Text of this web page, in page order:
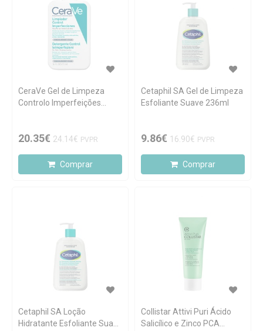
CeraVe Gel de Limpeza
Controlo Imperfeições
20.35€ 24.14€ PVPR
Comprar
Cetaphil SA Gel de Limpeza
Esfoliante Suave 236ml
9.86€ 16.90€ PVPR
Comprar
Cetaphil SA Loção
Hidratante Esfoliante Suave
Collistar Attivi Puri Ácido
Salicílico e Zinco PCA